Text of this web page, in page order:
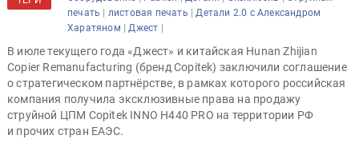
печать | листовая печать | Детали 2.0 с Александром
Харатяном | Джест |
В июле текущего года «Джест» и китайская Hunan Zhijian
Copier Remanufacturing (бренд Copitek) заключили соглашение
о стратегическом партнёрстве, в рамках которого российская
компания получила эксклюзивные права на продажу
струйной ЦПМ Copitek INNO H440 PRO на территории РФ
и прочих стран ЕАЭС.